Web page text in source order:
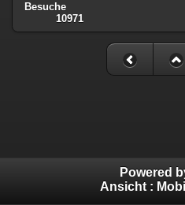
Besuche
10971
Powered
Ansicht : Mobil